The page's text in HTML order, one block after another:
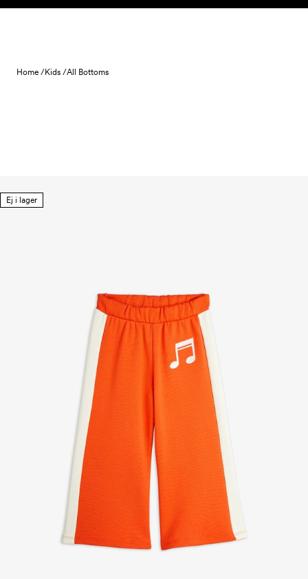
Skip to content
Home /Kids /All Bottoms
Ej i lager